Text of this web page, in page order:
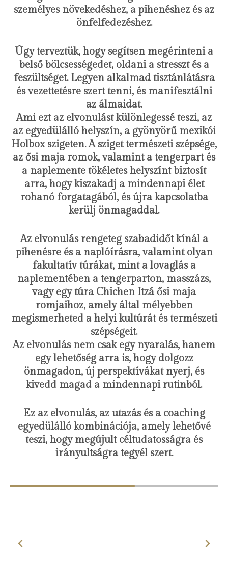
személyes növekedéshez, a pihenéshez és az
önfelfedezéshez.
Úgy terveztük, hogy segítsen megérinteni a
belső bölcsességedet, oldani a stresszt és a
feszültséget. Legyen alkalmad tisztánlátásra
és vezettetésre szert tenni, és manifesztálni
az álmaidat.
Ami ezt az elvonulást különlegessé teszi, az
az egyedülálló helyszín, a gyönyörű mexikói
Holbox szigeten. A sziget természeti szépsége,
az ősi maja romok, valamint a tengerpart és
a naplemente tökéletes helyszínt biztosít
arra, hogy kiszakadj a mindennapi élet
rohanó forgatagából, és újra kapcsolatba
kerülj önmagaddal.
Az elvonulás rengeteg szabadidőt kínál a
pihenésre és a naplóírásra, valamint olyan
fakultatív túrákat, mint a lovaglás a
naplementében a tengerparton, masszázs,
vagy egy túra Chichen Itzá ősi maja
romjaihoz, amely által mélyebben
megismerheted a helyi kultúrát és természeti
szépségeit.
Az elvonulás nem csak egy nyaralás, hanem
egy lehetőség arra is, hogy dolgozz
önmagadon, új perspektívákat nyerj, és
kivedd magad a mindennapi rutinból.
Ez az elvonulás, az utazás és a coaching
egyedülálló kombinációja, amely lehetővé
teszi, hogy megújult céltudatosságra és
irányultságra tegyél szert.